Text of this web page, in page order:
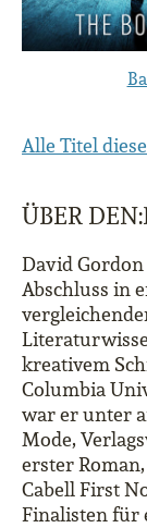
Alle Titel
ÜBER
David
Abschluss in
kreativem
Columbia
war er unter
Mode,
erster Roman,
Cabell First
Finalisten für